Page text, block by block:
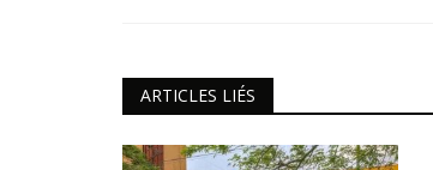
ARTICLES LIÉS